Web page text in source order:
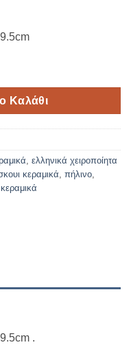
ποσότητα
Καλάθι
, ελληνικά χειροποίητα
κεραμικά, πήλινο,
.